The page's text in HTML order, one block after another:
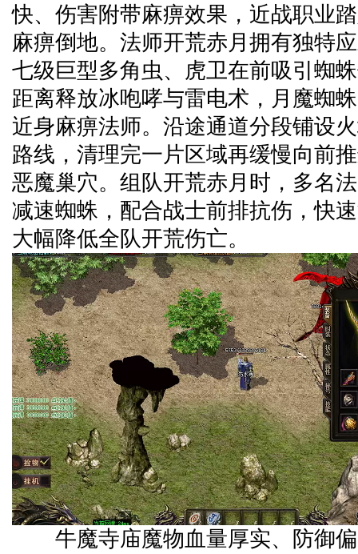
快、伤害附带麻痹效果，近战职业
麻痹倒地。法师开荒赤月拥有独特
七级巨型多角虫、虎卫在前吸引蜘
距离释放冰咆哮与雷电术，月魔蜘
近身麻痹法师。沿途通道分段铺设
路线，清理完一片区域再缓慢向前
恶魔巢穴。组队开荒赤月时，多名
减速蜘蛛，配合战士前排抗伤，快
大幅降低全队开荒伤亡。
牛魔寺庙魔物血量厚实、防御偏